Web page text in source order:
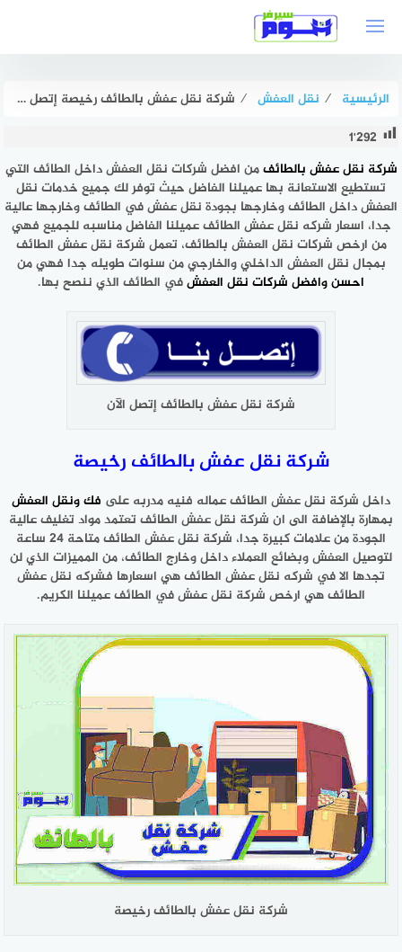
الرئيسية ⁄ نقل العفش ⁄ شركة نقل عفش بالطائف رخيصة إتصل بنا الآن خصم 67% هوم سيرفر
1٬292
شركة نقل عفش بالطائفمن افضل شركات نقل العفش داخل الطائف التي
تستطيع الاستعانة بها عميلنا الفاضل حيث توفر لك جميع خدمات نقل
العفش داخل الطائف وخارجها بجودة نقل عفش في الطائف وخارجها عالية
جدا، اسعار شركه نقل عفش الطائف عميلنا الفاضل مناسبه للجميع فهي
من ارخص شركات نقل العفش بالطائف، تعمل شركة نقل عفش الطائف
بمجال نقل العفش الداخلي والخارجي من سنوات طويله جدا فهي من
احسن وافضل شركات نقل العفشفي الطائف الذي ننصح بها.
شركة نقل عفش بالطائف إتصل الآن
شركة نقل عفش بالطائف رخيصة
داخل شركة نقل عفش الطائف عماله فنيه مدربه على فك ونقل العفش
بمهارة بالإضافة الى ان شركة نقل عفش الطائف تعتمد مواد تغليف عالية
الجودة من علامات كبيرة جدا، شركة نقل عفش الطائف متاحة 24 ساعة
لتوصيل العفش وبضائع العملاء داخل وخارج الطائف، من المميزات الذي لن
تجدها الا في شركه نقل عفش الطائف هي اسعارها فشركه نقل عفش
الطائف هي ارخص شركة نقل عفش في الطائف عميلنا الكريم.
شركة نقل عفش بالطائف رخيصة